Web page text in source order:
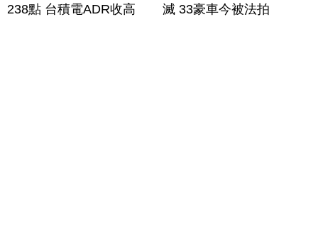
238點 台積電ADR收高
滅 33豪車今被法拍